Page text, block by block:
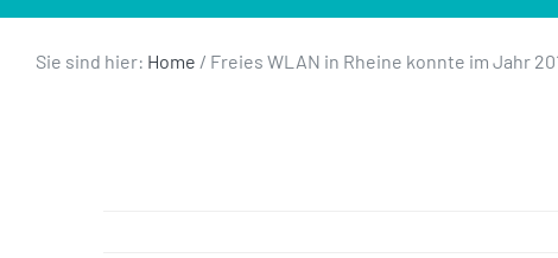
Sie sind hier: Home / Freies WLAN in Rheine konnte im Jahr